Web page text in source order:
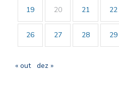
19 20 21 22
26 27 28 29
« out dez »